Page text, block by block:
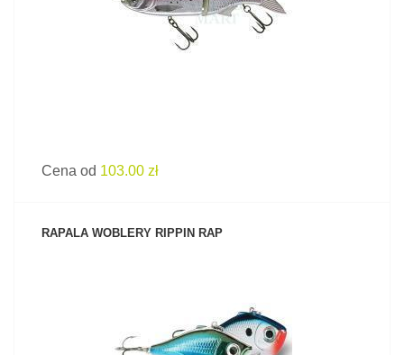
Cena od 103.00 zł
RAPALA WOBLERY RIPPIN RAP
ZOBACZ PRODUKT